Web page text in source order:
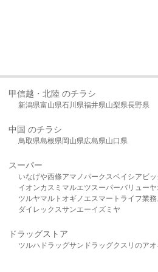
甲信越・北陸 のチラシ
新潟県富山県石川県福井県山梨県長野県
中国 のチラシ
鳥取県島根県岡山県広島県山口県
スーパー
いなげや西條アマノパークスベイシア ビ
イオンカスミ マルエツスーパーバリュー
ツルヤマルト オギノ エスマート ライフ業
ダイレックスサンエーイズミヤ
ドラッグストア
ツルハドラッグサンドラッグクスリのアオ